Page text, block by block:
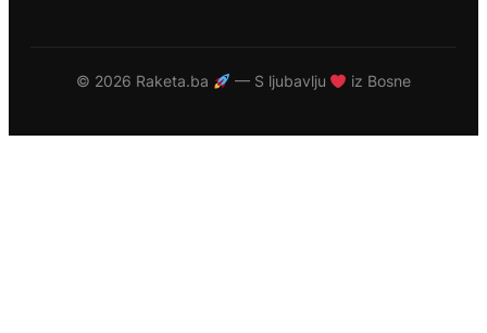
© 2026 Raketa.ba — S ljubavlju iz Bosne